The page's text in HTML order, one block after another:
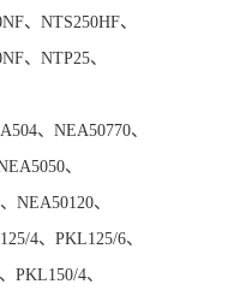
、NTS250HF、
、NTP25、
、NEA50770、
、
NEA50120、
4、PKL125/6、
PKL150/4、